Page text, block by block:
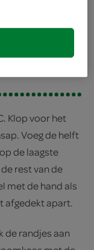
Klop voor het
Voeg de helft
de laagste
rest van de
met de hand als
afgedekt apart.
de randjes aan